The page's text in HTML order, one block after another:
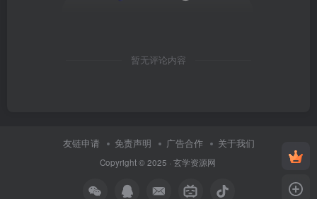
暂无评论内容
友链申请 免责声明 广告合作 关于我们
Copyright © 2025 · 玄学资源网